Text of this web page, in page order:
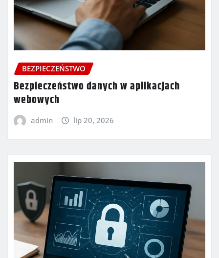
BEZPIECZEŃSTWO
Bezpieczeństwo danych w aplikacjach
webowych
admin lip 20, 2026